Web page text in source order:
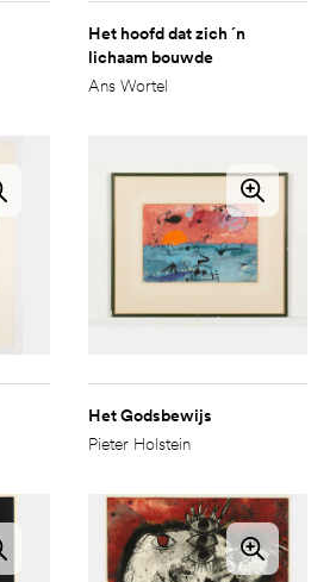
Het hoofd dat zich ´n
lichaam bouwde
Ans Wortel
Het Godsbewijs
Pieter Holstein